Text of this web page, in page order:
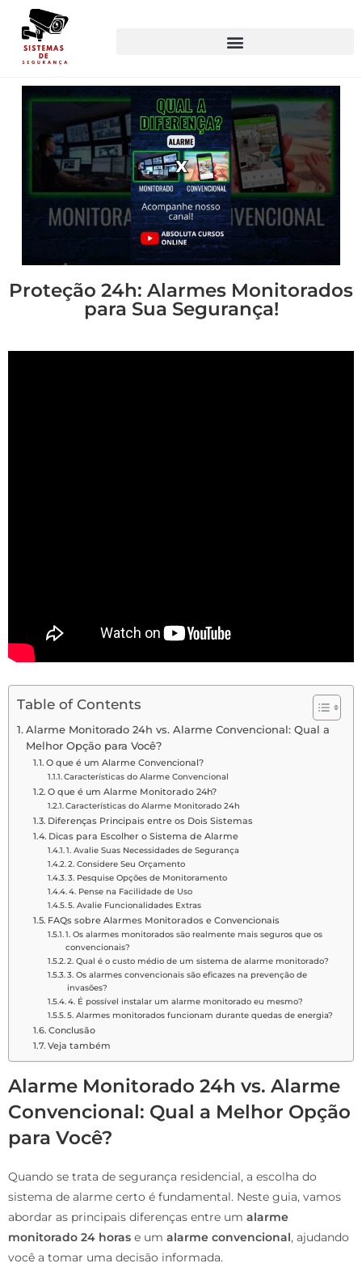
Proteção 24h: Alarmes Monitorados
para Sua Segurança!
Table of Contents
Alarme Monitorado 24h vs. Alarme Convencional: Qual a
Melhor Opção para Você?
O que é um Alarme Convencional?
Características do Alarme Convencional
O que é um Alarme Monitorado 24h?
Características do Alarme Monitorado 24h
Diferenças Principais entre os Dois Sistemas
Dicas para Escolher o Sistema de Alarme
1. Avalie Suas Necessidades de Segurança
2. Considere Seu Orçamento
3. Pesquise Opções de Monitoramento
4. Pense na Facilidade de Uso
5. Avalie Funcionalidades Extras
FAQs sobre Alarmes Monitorados e Convencionais
1. Os alarmes monitorados são realmente mais seguros que os
convencionais?
2. Qual é o custo médio de um sistema de alarme monitorado?
3. Os alarmes convencionais são eficazes na prevenção de
invasões?
4. É possível instalar um alarme monitorado eu mesmo?
5. Alarmes monitorados funcionam durante quedas de energia?
Conclusão
Veja também
Alarme Monitorado 24h vs. Alarme
Convencional: Qual a Melhor Opção
para Você?
Quando se trata de segurança residencial, a escolha do
sistema de alarme certo é fundamental. Neste guia, vamos
abordar as principais diferenças entre um alarme
monitorado 24 horas e um alarme convencional, ajudando
você a tomar uma decisão informada.